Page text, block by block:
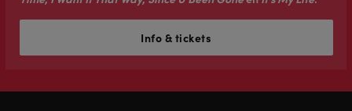
Info & tickets